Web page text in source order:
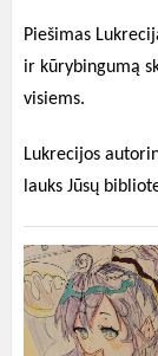
Piešimas
ir kūrybingumą
visiems.
Lukrecijos
lauks Jūsų